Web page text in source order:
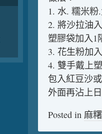
1. 水. 糯米
2. 將沙拉油
塑膠袋加入1
3. 花生粉加
4. 雙手戴上
包入紅豆沙
外面再沾上
Posted in 麻糬